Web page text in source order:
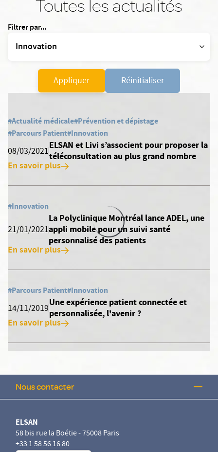
Toutes les actualités
Filtrer par...
Appliquer Réinitialiser
#Actualité médicale#Prévention et dépistage
#Parcours Patient#Innovation
08/03/2021
ELSAN et Livi s’associent pour proposer la
téléconsultation au plus grand nombre
En savoir plus
#Innovation
21/01/2021
La Polyclinique Montréal lance ADEL, une
appli mobile pour un suivi santé
personnalisé des patients
En savoir plus
#Parcours Patient#Innovation
14/11/2019
Une expérience patient connectée et
personnalisée, l'avenir ?
En savoir plus
Nous contacter
ELSAN
58 bis rue la Boétie - 75008 Paris
+33 1 58 56 16 80